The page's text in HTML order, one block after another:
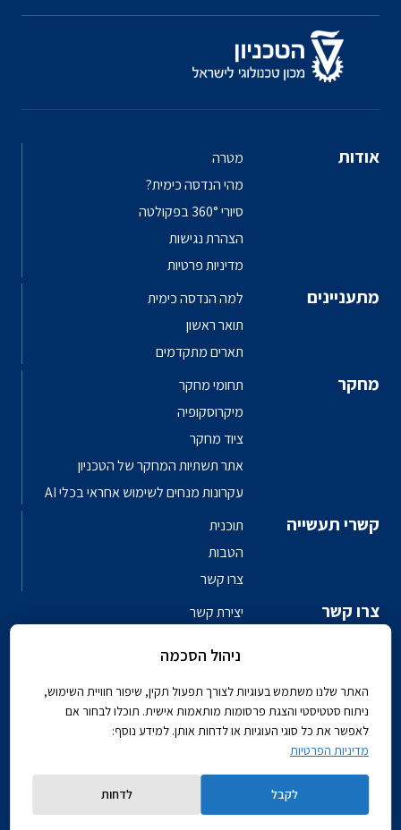
אודות
מטרה
מהי הנדסה כימית?
סיורי 360° בפקולטה
הצהרת נגישות
מדיניות פרטיות
מתעניינים
למה הנדסה כימית
תואר ראשון
תארים מתקדמים
מחקר
תחומי מחקר
מיקרוסקופיה
ציוד מחקר
אתר תשתיות המחקר של הטכניון
עקרונות מנחים לשימוש אחראי בכלי AI
קשרי תעשייה
תוכנית
הטבות
צרו קשר
צרו קשר
יצירת קשר
ספר טלפונים פקולטי
ניהול הסכמה
האתר שלנו משתמש בעוגיות לצורך תפעול תקין, שיפור חוויית השימוש,
ניתוח סטטיסטי והצגת פרסומות מותאמות אישית. תוכלו לבחור אם
לאפשר את כל סוגי העוגיות או לדחות אותן. למידע נוסף:
מדיניות הפרטיות
לקבל לדחות